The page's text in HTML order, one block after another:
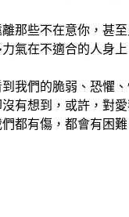
那些不在意你，甚
氣在不適合的人身
到我們的脆弱、恐
有想到，或許，對
都有傷，都會有困